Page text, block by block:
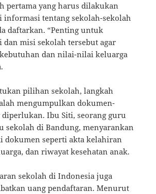
pertama yang harus dilakukan
informasi tentang sekolah-sekolah
daftarkan. “Penting untuk
dan misi sekolah tersebut agar
dan nilai-nilai keluarga
pilihan sekolah, langkah
mengumpulkan dokumen-
diperlukan. Ibu Siti, seorang guru
sekolah di Bandung, menyarankan
seperti akta kelahiran
dan riwayat kesehatan anak.
sekolah di Indonesia juga
uang pendaftaran. Menurut